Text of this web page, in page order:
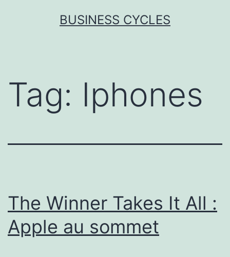
BUSINESS CYCLES
Tag: Iphones
The Winner Takes It All :
Apple au sommet